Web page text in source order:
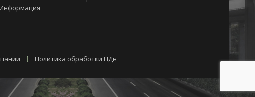
Политика обработки ПДн